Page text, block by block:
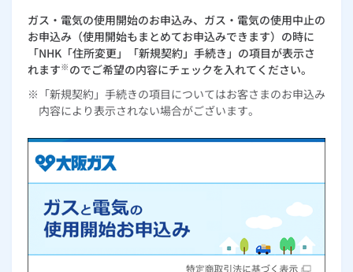
ガス・電気の使用開始のお申込み、ガス・電気の使用中止の
お申込み（使用開始もまとめてお申込みできます）の時に
「NHK「住所変更」「新規契約」手続き」の項目が表示さ
れます※ のでご希望の内容にチェックを入れてください。
「新規契約」手続きの項目についてはお客さまのお申込み
内容により表示されない場合がございます。